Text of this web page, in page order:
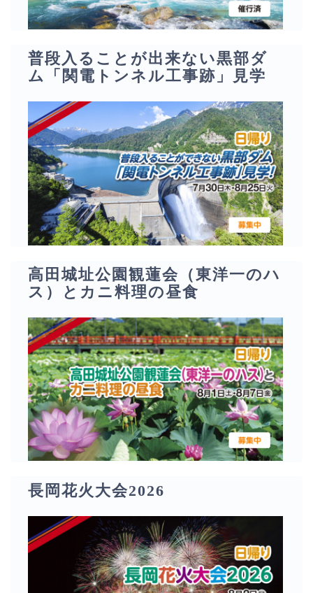
普段入ることが出来ない黒部ダ
ム「関電トンネル工事跡」見学
高田城址公園観蓮会（東洋一のハ
ス）とカニ料理の昼食
長岡花火大会2026